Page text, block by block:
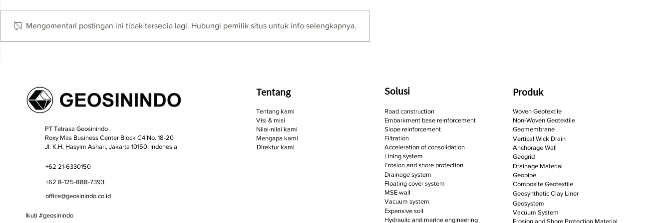
Newsletter XLIV
Mengomentari postingan ini tidak tersedia lagi. Hubungi pemilik situs untuk info selengkapnya.
PT Tetrasa Geosinindo
Roxy Mas Business Center Block C4 No. 18-20
​Jl. K.H. Hasyim Ashari, Jakarta 10150, Indonesia
+62 21-6330150
+62 8-125-888-7393
office@geosinindo.co.id
Ikuti #geosinindo
Tentang
Tentang kami
Visi & misi
Nilai-nilai kami
Mengapa kami
Direktur kami
Solusi
Road construction
Embarkment base reinforcement
Slope reinforcement
Filtration
Acceleration of consolidation
Lining system
Erosion and shore protection
Drainage system
Floating cover system
MSE wall
Vacuum system
Expansive soil
Hydraulic and marine engineering
Produk
Woven Geotextile
Non-Woven Geotextile
Geomembrane
Vertical Wick Drain
Anchorage Wall
Geogrid
Drainage Material
Geopipe
Composite Geotextile
Geosynthetic Clay Liner
Geosystem
Vacuum System
Erosion and Shore Protection Material